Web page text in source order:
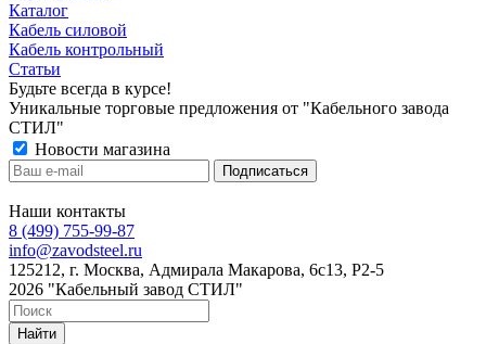
Каталог
Кабель силовой
Кабель контрольный
Статьи
Будьте всегда в курсе!
Уникальные торговые предложения от "Кабельного завода
СТИЛ"
Новости магазина
Наши контакты
8 (499) 755-99-87
info@zavodsteel.ru
125212, г. Москва, Адмирала Макарова, 6с13, Р2-5
2026 "Кабельный завод СТИЛ"
Найти